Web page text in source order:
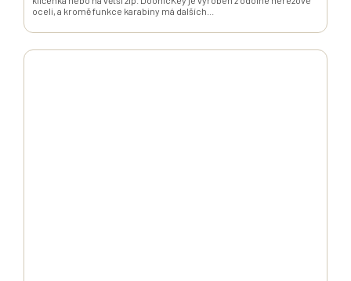
oceli, a kromě funkce karabiny má dalších...